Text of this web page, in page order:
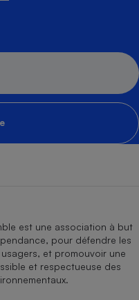
est une association à but
pour défendre les
et promouvoir une
et respectueuse des